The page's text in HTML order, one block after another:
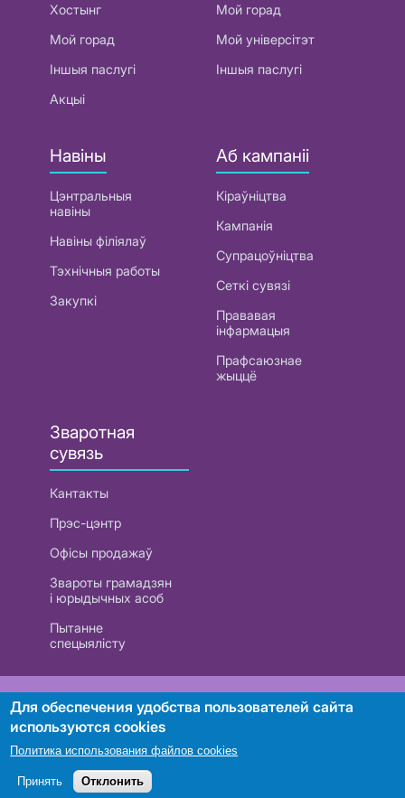
Хостынг
Мой горад
Іншыя паслугі
Акцыі
Мой горад
Мой універсітэт
Іншыя паслугі
Навіны
Цэнтральныя
навіны
Навіны філіялаў
Тэхнічныя работы
Закупкі
Аб кампаніі
Кіраўніцтва
Кампанія
Супрацоўніцтва
Сеткі сувязі
Прававая
інфармацыя
Прафсаюзнае
жыццё
Зваротная
сувязь
Кантакты
Прэс-цэнтр
Офісы продажаў
Звароты грамадзян
і юрыдычных асоб
Пытанне
спецыялісту
РУП «Белтэлекам». УНП 101007741
Пошук
Для обеспечения удобства пользователей сайта
используются cookies
Политика использования файлов cookies
Принять Отклонить